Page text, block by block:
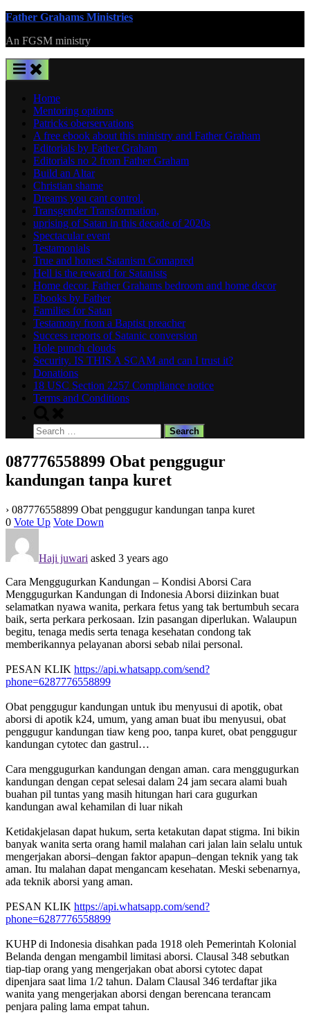
Skip
content
Father Grahams Ministries
An FGSM ministry
Home
Mentoring options
Patricks oberservations
A free ebook about this ministry and Father Graham
Editorials by Father Graham
Editorials no 2 from Father Graham
Build an Altar
Christian shame
Dreams you cant control.
Transgender Transformation,
uprising of Satan in this decade of 2020s
Spectacular event
Testamonials
True and honest Satanism Comapred
Hell is the reward for Satanists
Home decor. Father Grahams bedroom and home decor
Ebooks by Father
Families for Satan
Testamony from a Baptist preacher
Success reports of Satanic conversion
Hole punch clouds
Security. IS THIS A SCAM and can I trust it?
Donations
18 USC Section 2257 Compliance notice
Terms and Conditions
search
form
Search
for:
087776558899 Obat penggugur
kandungan tanpa kuret
› 087776558899 Obat penggugur kandungan tanpa kuret
0 Vote Up Vote Down
Haji juwari asked 3 years ago
Cara Menggugurkan Kandungan – Kondisi Aborsi Cara
Menggugurkan Kandungan di Indonesia Aborsi diizinkan buat
selamatkan nyawa wanita, perkara fetus yang tak bertumbuh secara
baik, serta perkara perkosaan. Izin pasangan diperlukan. Walaupun
begitu, tenaga medis serta tenaga kesehatan condong tak
memberikannya pelayanan aborsi sebab nilai personal.
PESAN KLIK https://api.whatsapp.com/send?
phone=6287776558899
Obat penggugur kandungan untuk ibu menyusui di apotik, obat
aborsi di apotik k24, umum, yang aman buat ibu menyusui, obat
penggugur kandungan tiaw keng poo, tanpa kuret, obat penggugur
kandungan cytotec dan gastrul…
Cara menggugurkan kandungan dengan aman. cara menggugurkan
kandungan dengan cepat selesai dalam 24 jam secara alami buah
buahan pil tuntas yang masih hitungan hari cara gugurkan
kandungan awal kehamilan di luar nikah
Ketidakjelasan dapat hukum, serta ketakutan dapat stigma. Ini bikin
banyak wanita serta orang hamil malahan cari jalan lain selalu untuk
mengerjakan aborsi–dengan faktor apapun–dengan teknik yang tak
aman. Itu malahan dapat mengancam kesehatan. Meski sebenarnya,
ada teknik aborsi yang aman.
PESAN KLIK https://api.whatsapp.com/send?
phone=6287776558899
KUHP di Indonesia disahkan pada 1918 oleh Pemerintah Kolonial
Belanda dengan mengambil limitasi aborsi. Clausal 348 sebutkan
tiap-tiap orang yang mengerjakan obat aborsi cytotec dapat
dipenjara saat lima 1/2 tahun. Dalam Clausal 346 terdaftar jika
wanita yang mengerjakan aborsi dengan berencana terancam
penjara paling lama empat tahun.